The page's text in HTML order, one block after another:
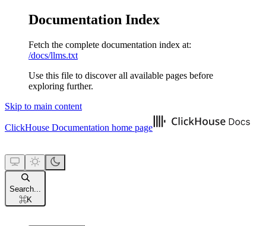
Documentation Index
Fetch the complete documentation index at:
/docs/llms.txt
Use this file to discover all available pages before
exploring further.
Skip to main content
ClickHouse Documentation home page
Search...
⌘K